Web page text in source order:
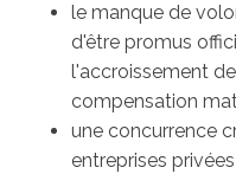
le manque de
d'être promus
l'accroissement
compensation
une concurrence
entreprises